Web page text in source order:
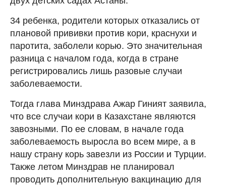
34 ребенка, родители которых отказались от
плановой прививки против кори, краснухи и
паротита, заболели корью. Это значительная
разница с началом года, когда в стране
регистрировались лишь разовые случаи
заболеваемости.
Тогда глава Минздрава Ажар Гиният заявила,
что все случаи кори в Казахстане являются
завозными. По ее словам, в начале года
заболеваемость выросла во всем мире, а в
нашу страну корь завезли из России и Турции.
Также летом Минздрав не планировал
проводить дополнительную вакцинацию для